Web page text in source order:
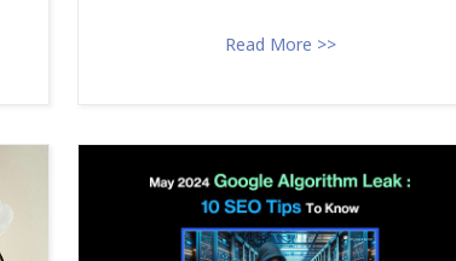
Read More >>